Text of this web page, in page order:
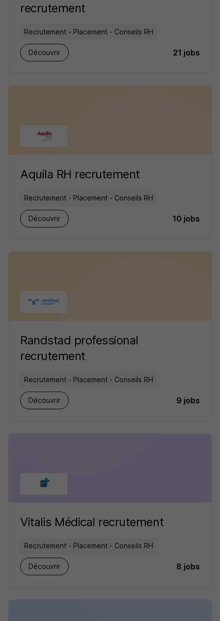
recrutement
Recrutement - Placement - Conseils RH
Découvrir 21 jobs
Aquila RH recrutement
Recrutement - Placement - Conseils RH
Découvrir 10 jobs
Randstad professional
recrutement
Recrutement - Placement - Conseils RH
Découvrir 9 jobs
Vitalis Médical recrutement
Recrutement - Placement - Conseils RH
Découvrir 8 jobs